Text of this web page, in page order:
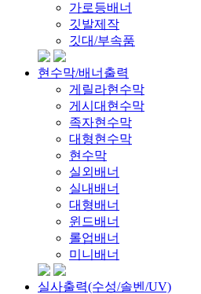
가로등배너
깃발제작
깃대/부속품
현수막/배너출력
게릴라현수막
게시대현수막
족자현수막
대형현수막
현수막
실외배너
실내배너
대형배너
윈드배너
롤업배너
미니배너
실사출력(수성/솔벤/UV)